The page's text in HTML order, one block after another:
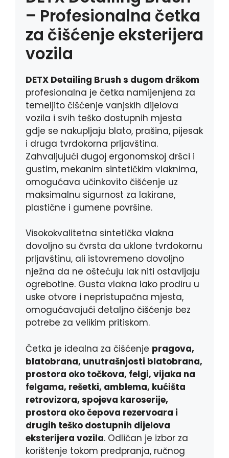
r
– Profesionalna četka
za čišćenje eksterijera
vozila
DETX Detailing Brush s dugom drškom
profesionalna je četka namijenjena za
temeljito čišćenje vanjskih dijelova
vozila i svih teško dostupnih mjesta
gdje se nakupljaju blato, prašina, pijesak
i druga tvrdokorna prljavština.
Zahvaljujući dugoj ergonomskoj dršci i
gustim, mekanim sintetičkim vlaknima,
omogućava učinkovito čišćenje uz
maksimalnu sigurnost za lakirane,
plastične i gumene površine.
Visokokvalitetna sintetička vlakna
dovoljno su čvrsta da uklone tvrdokornu
prljavštinu, ali istovremeno dovoljno
nježna da ne oštećuju lak niti ostavljaju
ogrebotine. Gusta vlakna lako prodiru u
uske otvore i nepristupačna mjesta,
omogućavajući detaljno čišćenje bez
potrebe za velikim pritiskom.
Četka je idealna za čišćenje pragova,
blatobrana, unutrašnjosti blatobrana,
prostora oko točkova, felgi, vijaka na
felgama, rešetki, amblema, kućišta
retrovizora, spojeva karoserije,
prostora oko čepova rezervoara i
drugih teško dostupnih dijelova
eksterijera vozila. Odličan je izbor za
korištenje tokom predpranja, ručnog